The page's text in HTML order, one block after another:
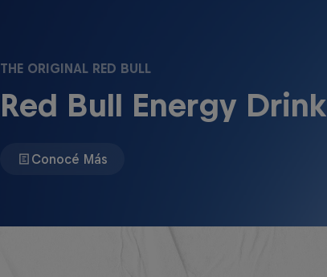
THE ORIGINAL RED BULL
Red Bull Energy Drink
Conocé Más